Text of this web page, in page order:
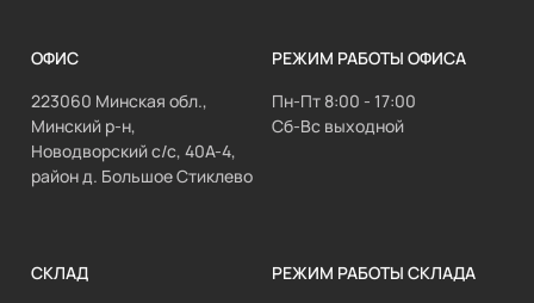
ОФИС
223060 Минская обл.,
Минский р-н,
Новодворский с/с, 40А-4,
район д. Большое Стиклево
РЕЖИМ РАБОТЫ ОФИСА
Пн-Пт 8:00 - 17:00
Сб-Вс выходной
СКЛАД
РЕЖИМ РАБОТЫ СКЛАДА